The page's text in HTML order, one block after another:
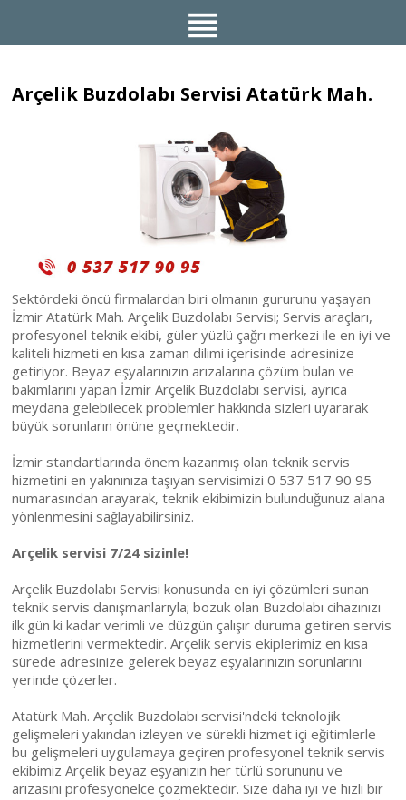
Arçelik Buzdolabı Servisi Atatürk Mah.
Sektördeki öncü firmalardan biri olmanın gururunu yaşayan
İzmir Atatürk Mah. Arçelik Buzdolabı Servisi; Servis araçları,
profesyonel teknik ekibi, güler yüzlü çağrı merkezi ile en iyi ve
kaliteli hizmeti en kısa zaman dilimi içerisinde adresinize
getiriyor. Beyaz eşyalarınızın arızalarına çözüm bulan ve
bakımlarını yapan İzmir Arçelik Buzdolabı servisi, ayrıca
meydana gelebilecek problemler hakkında sizleri uyararak
büyük sorunların önüne geçmektedir.
İzmir standartlarında önem kazanmış olan teknik servis
hizmetini en yakınınıza taşıyan servisimizi 0 537 517 90 95
numarasından arayarak, teknik ekibimizin bulunduğunuz alana
yönlenmesini sağlayabilirsiniz.
Arçelik servisi 7/24 sizinle!
Arçelik Buzdolabı Servisi konusunda en iyi çözümleri sunan
teknik servis danışmanlarıyla; bozuk olan Buzdolabı cihazınızı
ilk gün ki kadar verimli ve düzgün çalışır duruma getiren servis
hizmetlerini vermektedir. Arçelik servis ekiplerimiz en kısa
sürede adresinize gelerek beyaz eşyalarınızın sorunlarını
yerinde çözerler.
Atatürk Mah. Arçelik Buzdolabı servisi'ndeki teknolojik
gelişmeleri yakından izleyen ve sürekli hizmet içi eğitimlerle
bu gelişmeleri uygulamaya geçiren profesyonel teknik servis
ekibimiz Arçelik beyaz eşyanızın her türlü sorununu ve
arızasını profesyonelce çözmektedir. Size daha iyi ve hızlı bir